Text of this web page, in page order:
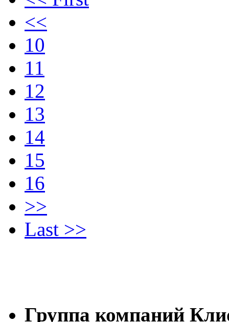
<<
10
11
12
13
14
15
16
>>
Last >>
Группа компаний